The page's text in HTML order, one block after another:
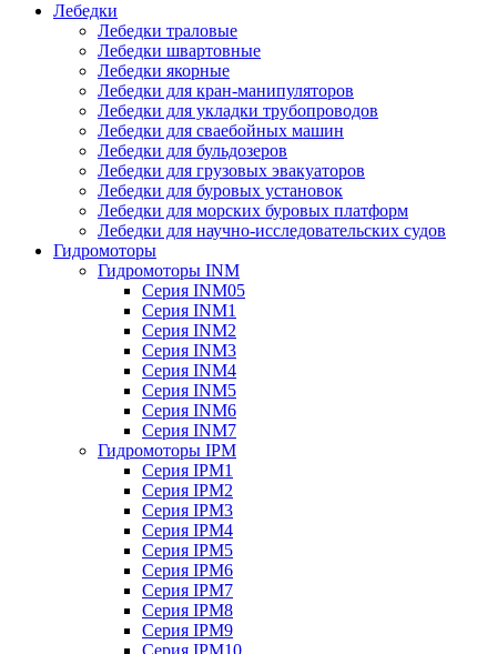
Лебедки
Лебедки траловые
Лебедки швартовные
Лебедки якорные
Лебедки для кран-манипуляторов
Лебедки для укладки трубопроводов
Лебедки для сваебойных машин
Лебедки для бульдозеров
Лебедки для грузовых эвакуаторов
Лебедки для буровых установок
Лебедки для морских буровых платформ
Лебедки для научно-исследовательских судов
Гидромоторы
Гидромоторы INM
Серия INM05
Серия INM1
Серия INM2
Серия INM3
Серия INM4
Серия INM5
Серия INM6
Серия INM7
Гидромоторы IPM
Серия IPM1
Серия IPM2
Серия IPM3
Серия IPM4
Серия IPM5
Серия IPM6
Серия IPM7
Серия IPM8
Серия IPM9
Серия IPM10